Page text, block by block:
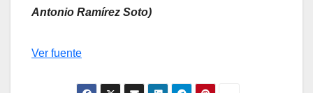
Antonio Ramírez Soto)
Navegación
Ver fuente